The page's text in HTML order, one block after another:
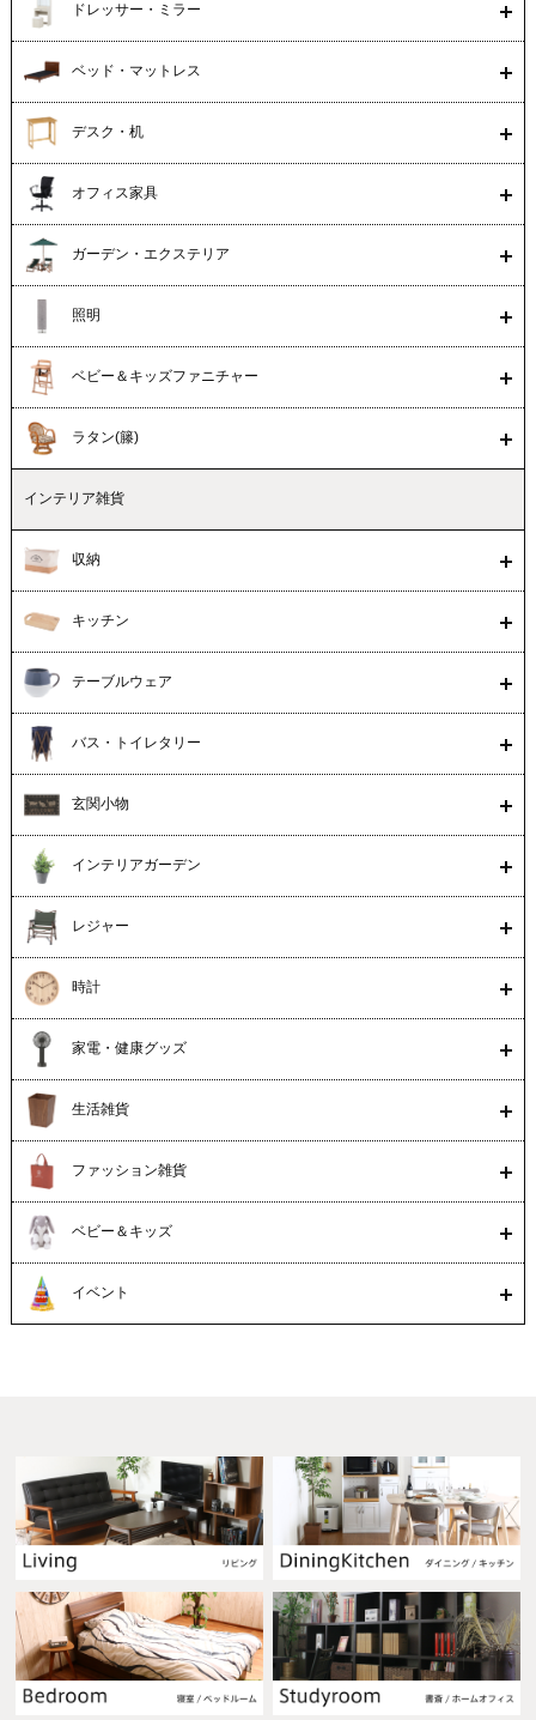
ドレッサー・ミラー
ベッド・マットレス
デスク・机
オフィス家具
ガーデン・エクステリア
照明
ベビー＆キッズファニチャー
ラタン(籐)
インテリア雑貨
収納
キッチン
テーブルウェア
バス・トイレタリー
玄関小物
インテリアガーデン
レジャー
時計
家電・健康グッズ
生活雑貨
ファッション雑貨
ベビー＆キッズ
イベント